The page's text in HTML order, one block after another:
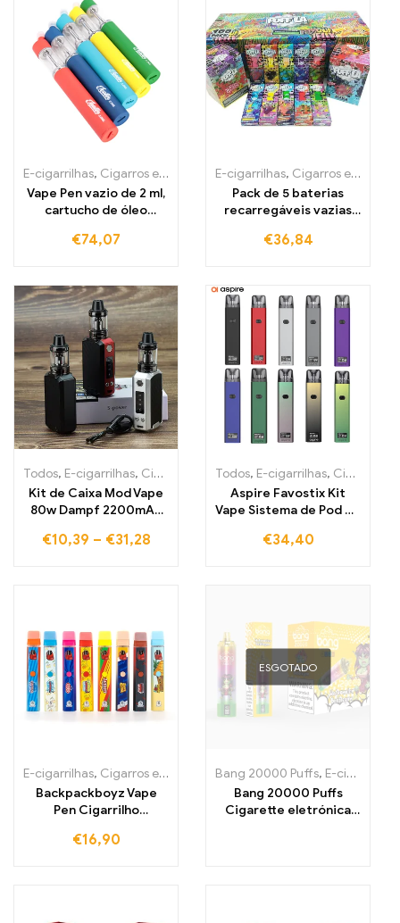
E-cigarrilhas, Cigarros eletrónicos descartáveis Portugal ,
Vape Pen vazio de 2 ml,
cartucho de óleo
mAh, vaporizador de
€74,07
E-cigarrilhas, Cigarros eletrónicos descartáveis Portugal
Pack de 5 baterias
recarregáveis vazias
Vape Pen
€36,84
Todos, E-cigarrilhas, Cigarros eletrónicos descartáveis Portugal
Kit de Caixa Mod Vape
80w Dampf 2200mAh
€10,39 – €31,28
Todos, E-cigarrilhas, Cigarros eletrónicos descartáveis Portugal
Aspire Favostix Kit
Vape Sistema de Pod de
€34,40
E-cigarrilhas, Cigarros eletrónicos descartáveis Portugal ,
Backpackboyz Vape
Pen Cigarrilho
cerâmica vazio
€16,90
ESGOTADO
Bang 20000 Puffs, E-cigarrilhas
Bang 20000 Puffs
Cigarette eletrónica